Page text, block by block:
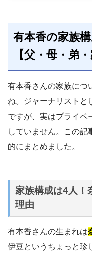
有本香の家族
【父・母・弟
有本香さんの家族につ
ね。ジャーナリストと
ですが、実はプライベ
していません。この
的にまとめました。
家族構成は4人！
理由
有本香さんの生まれは
伊豆というちょっと珍